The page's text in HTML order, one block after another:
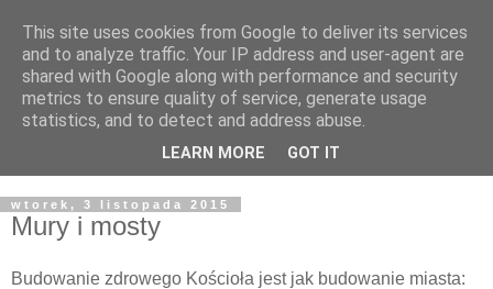
Żyjąc wiarą w REALNYM
świecie
Blog pastora Pawła Bartosika
wtorek, 3 listopada 2015
Mury i mosty
Budowanie zdrowego Kościoła jest jak budowanie miasta:
This site uses cookies from Google to deliver its services
and to analyze traffic. Your IP address and user-agent are
shared with Google along with performance and security
metrics to ensure quality of service, generate usage
statistics, and to detect and address abuse.
LEARN MORE GOT IT